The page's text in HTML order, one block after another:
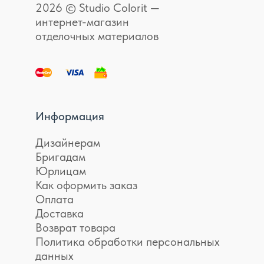
2026 © Studio Colorit —
интернет-магазин
отделочных материалов
Информация
Дизайнерам
Бригадам
Юрлицам
Как оформить заказ
Оплата
Доставка
Возврат товара
Политика обработки персональных
данных